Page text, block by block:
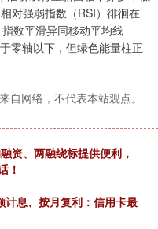
对强弱指数（RSI）徘徊在
数平滑异同移动平均线
零轴以下，但绿色能量柱正
自网络，不代表本站观点。
资、两融绕标提供便利，
！
息、按月复利：信用卡最